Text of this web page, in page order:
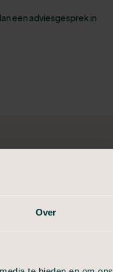
Over
een adviesgesprek in